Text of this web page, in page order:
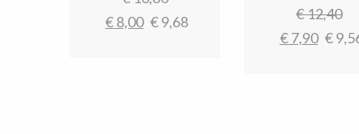
prijs
€8,00 Huidige
€9,68 €12,40
€7,90 €